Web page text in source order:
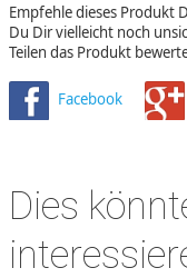
Empfehle dieses Produkt
Du Dir vielleicht noch
Teilen das Produkt
Facebook
Dies